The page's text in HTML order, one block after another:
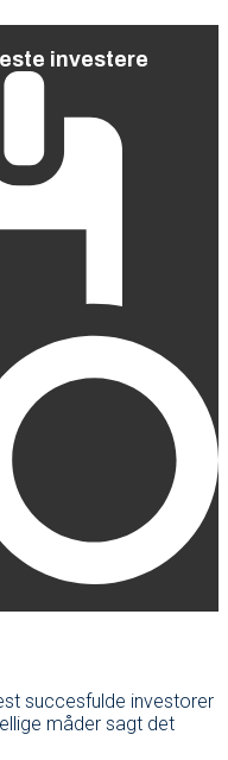
investere
succesfulde investorer
måder sagt det